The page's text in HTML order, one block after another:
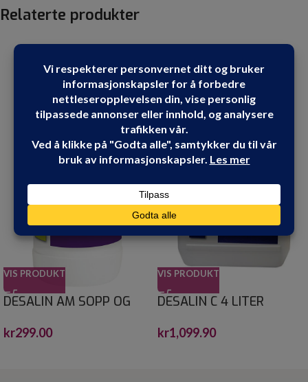
Relaterte produkter
VIS PRODUKT
DESALIN AM SOPP OG
kr299.00
VIS PRODUKT
DESALIN C 4 LITER
kr1,099.90